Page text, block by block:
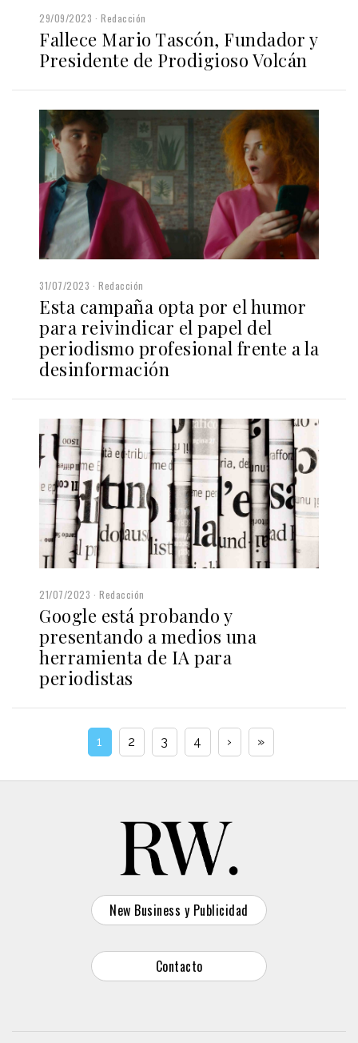
29/09/2023 Redacción
Fallece Mario Tascón, Fundador y
Presidente de Prodigioso Volcán
31/07/2023 Redacción
Esta campaña opta por el humor
para reivindicar el papel del
periodismo profesional frente a la
desinformación
21/07/2023 Redacción
Google está probando y
presentando a medios una
herramienta de IA para
periodistas
1 2 3 4 › »
New Business y Publicidad
Contacto